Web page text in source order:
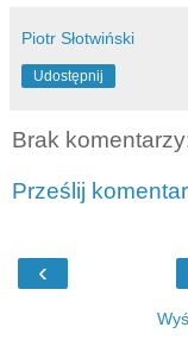
Piotr Słotwiński
Udostępnij
Brak
Prześlij
‹